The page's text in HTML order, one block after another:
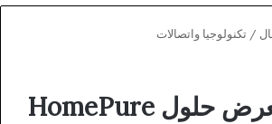
/ تكنولوجيا واتصالات
كيونت تستعرض حلول HomePure